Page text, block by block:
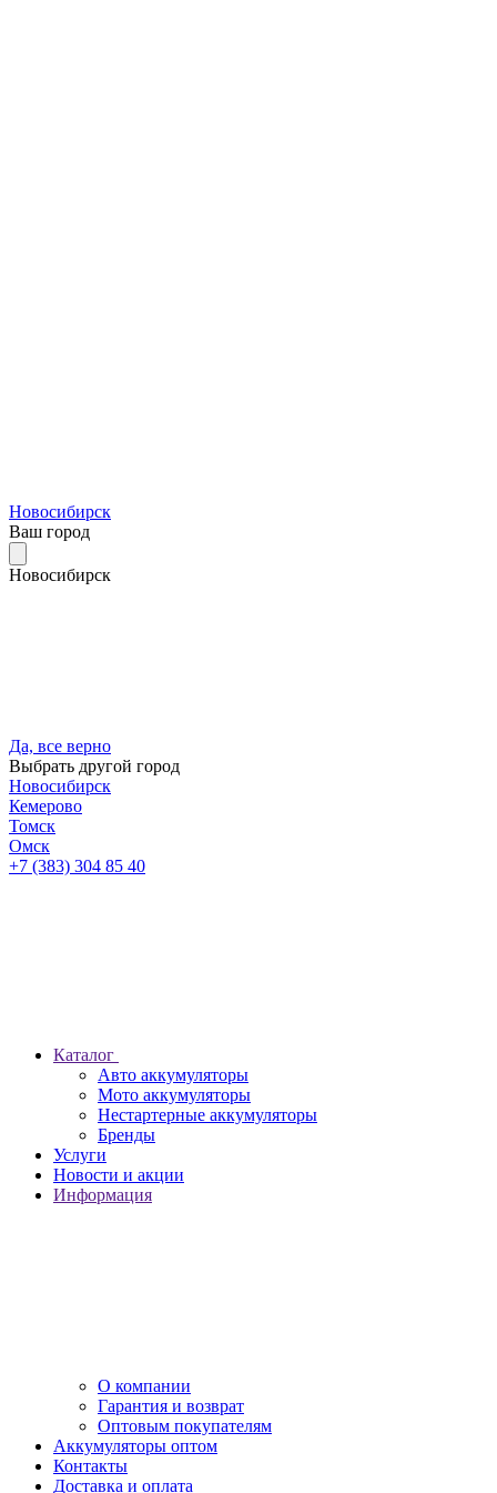
Новосибирск
Ваш город
Новосибирск
Да, все верно
Выбрать другой город
Новосибирск
Кемерово
Томск
Омск
+7 (383) 304 85 40
Каталог
Авто аккумуляторы
Мото аккумуляторы
Нестартерные аккумуляторы
Бренды
Услуги
Новости и акции
Информация
О компании
Гарантия и возврат
Оптовым покупателям
Аккумуляторы оптом
Контакты
Доставка и оплата